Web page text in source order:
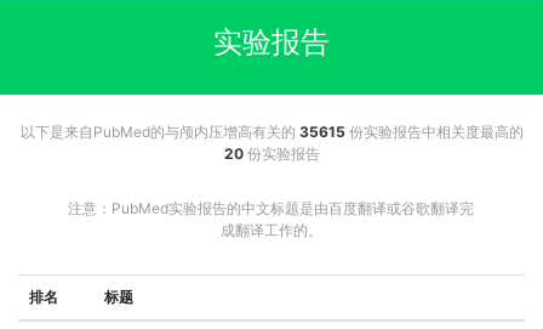
实验报告
以下是来自PubMed的与颅内压增高有关的 35615 份实验报告中相关度最高的
20份实验报告
注意：PubMed实验报告的中文标题是由百度翻译或谷歌翻译完
成翻译工作的。
排名 标题